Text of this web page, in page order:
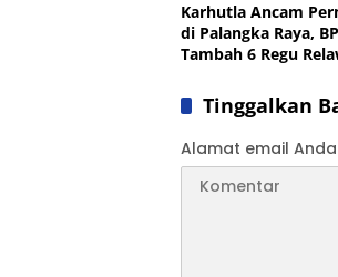
Karhutla Ancam
di Palangka Raya,
Tambah 6 Regu
Tinggalkan
Alamat email